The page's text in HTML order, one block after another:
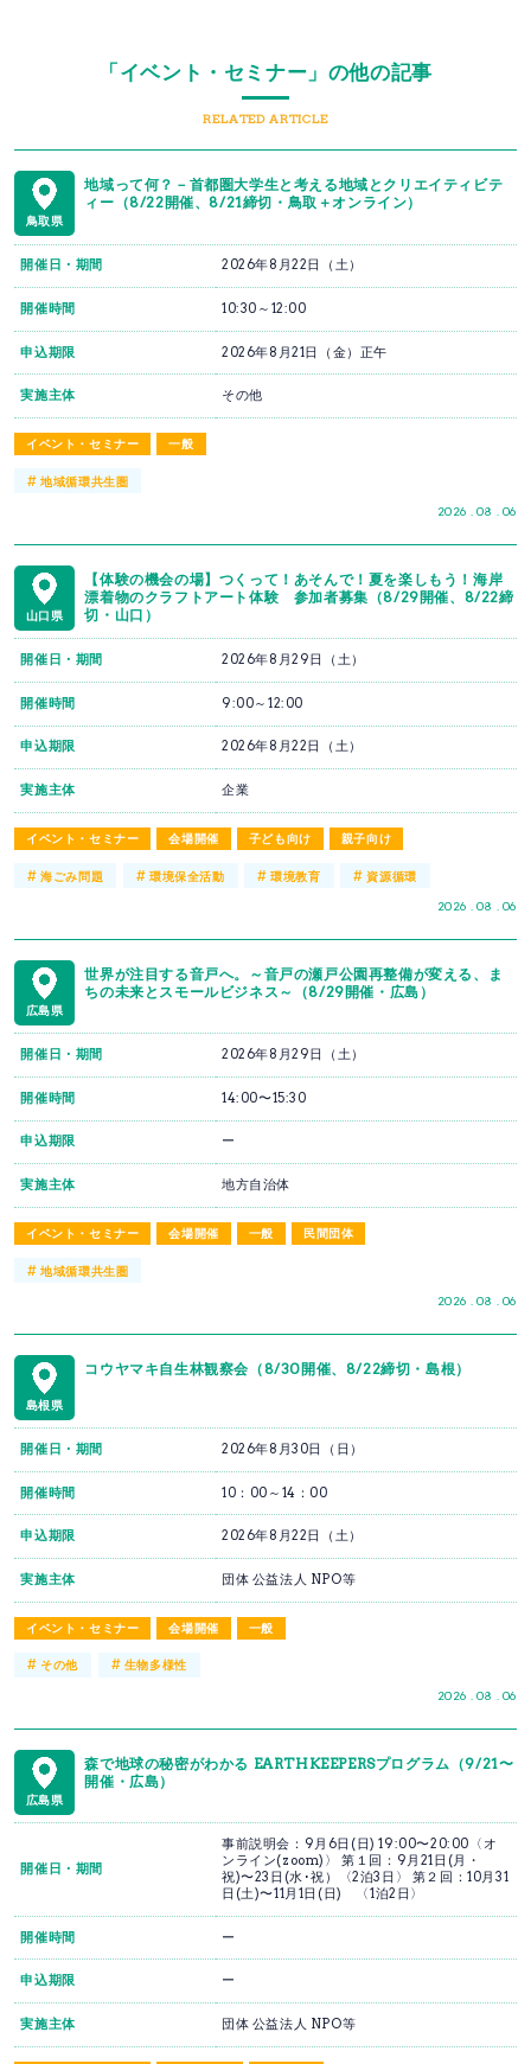
「イベント・セミナー」の他の記事
RELATED ARTICLE
鳥取県
地域って何？－首都圏大学生と考える地域とクリエイティビテ
ィー（8/22開催、8/21締切・鳥取＋オンライン）
イベント・セミナー 一般
2026 . 08 . 06
開催日・期間 2026年8月22日（土）
開催時間 10:30～12:00
申込期限 2026年8月21日（金）正午
実施主体 その他
#地域循環共生圏
山口県
【体験の機会の場】つくって！あそんで！夏を楽しもう！海岸
漂着物のクラフトアート体験 参加者募集（8/29開催、8/22締
切・山口）
イベント・セミナー 会場開催 子ども向け 親子向け
2026 . 08 . 06
開催日・期間 2026年8月29日（土）
開催時間 9:00～12:00
申込期限 2026年8月22日（土）
実施主体 企業
#海ごみ問題 # 環境保全活動 #環境教育 #資源循環
広島県
世界が注目する音戸へ。～音戸の瀬戸公園再整備が変える、ま
ちの未来とスモールビジネス～（8/29開催・広島）
イベント・セミナー 会場開催 一般 民間団体
2026 . 08 . 06
開催日・期間 2026年8月29日（土）
開催時間 14:00〜15:30
申込期限 ー
実施主体 地方自治体
#地域循環共生圏
島根県
コウヤマキ自生林観察会（8/30開催、8/22締切・島根）
イベント・セミナー 会場開催 一般
2026 . 08 . 06
開催日・期間 2026年8月30日（日）
開催時間 10：00～14：00
申込期限 2026年8月22日（土）
実施主体 団体 公益法人 NPO等
#その他 # 生物多様性
広島県
森で地球の秘密がわかる EARTHKEEPERSプログラム（9/21〜
開催・広島）
開催日・期間
事前説明会：9月6日(日) 19:00〜20:00〈オ
ンライン(zoom)〉 第１回：9月21日(月・
祝)〜23日(水･祝）〈2泊3日〉 第２回：10月31
日(土)〜11月1日(日) 〈1泊2日〉
開催時間 ー
申込期限 ー
実施主体 団体 公益法人 NPO等